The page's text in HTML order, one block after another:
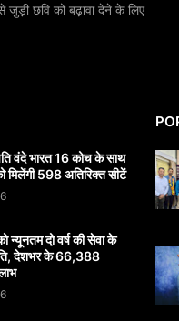
जुड़ी छवि को बढ़ावा देने के लिए
वंदे भारत 16 कोच के साथ
मिलेंगी 598 अतिरिक्त सीटें
न्यूनतम दो वर्ष की सेवा के
देशभर के 66,388